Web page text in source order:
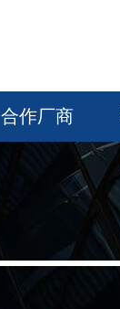
合作厂商